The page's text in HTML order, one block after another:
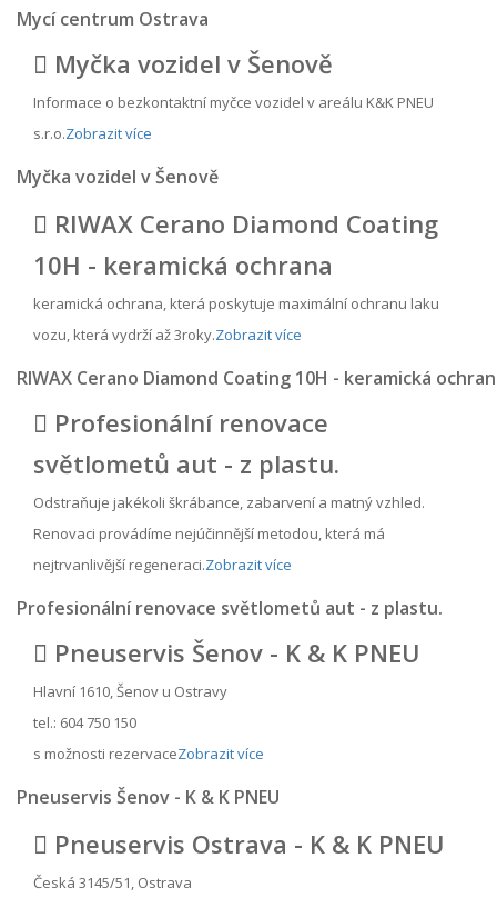
Mycí centrum Ostrava
Myčka vozidel v Šenově
Informace o bezkontaktní myčce vozidel v areálu K&K PNEU
s.r.o.Zobrazit více
Myčka vozidel v Šenově
RIWAX Cerano Diamond Coating
10H - keramická ochrana
keramická ochrana, která poskytuje maximální ochranu laku
vozu, která vydrží až 3roky.Zobrazit více
RIWAX Cerano Diamond Coating 10H - keramická
Profesionální renovace
světlometů aut - z plastu.
Odstraňuje jakékoli škrábance, zabarvení a matný vzhled.
Renovaci provádíme nejúčinnější metodou, která má
nejtrvanlivější regeneraci.Zobrazit více
Profesionální renovace světlometů aut - z plastu.
Pneuservis Šenov - K & K PNEU
Hlavní 1610, Šenov u Ostravy
tel.: 604 750 150
s možnosti rezervaceZobrazit více
Pneuservis Šenov - K & K PNEU
Pneuservis Ostrava - K & K PNEU
Česká 3145/51, Ostrava